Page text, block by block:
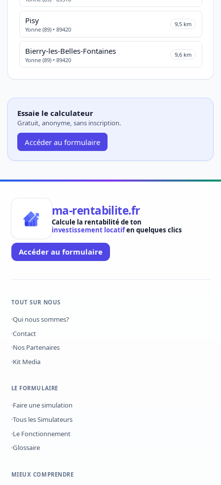
Pisy
Yonne (89) • 89420
9,5 km
Bierry-les-Belles-Fontaines
Yonne (89) • 89420
9,6 km
Essaie le calculateur
Gratuit, anonyme, sans inscription.
Accéder au formulaire
ma-rentabilite.fr
Calcule la rentabilité de ton
investissement locatifen quelques clics
Accéder au formulaire
TOUT SUR NOUS
Qui nous sommes?
Contact
Nos Partenaires
Kit Media
LE FORMULAIRE
Faire une simulation
Tous les Simulateurs
Le Fonctionnement
Glossaire
MIEUX COMPRENDRE